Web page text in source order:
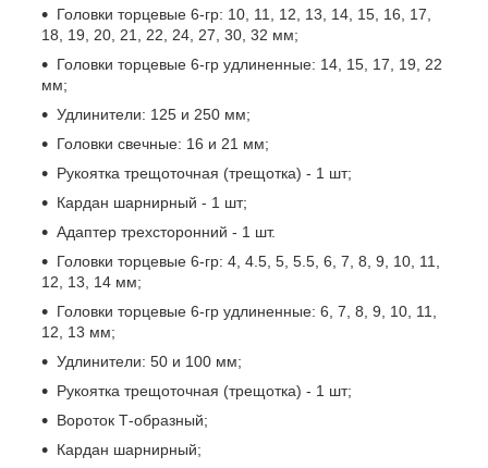
Головки торцевые 6-гр: 10, 11, 12, 13, 14, 15, 16, 17,
18, 19, 20, 21, 22, 24, 27, 30, 32 мм;
Головки торцевые 6-гр удлиненные: 14, 15, 17, 19, 22
мм;
Удлинители: 125 и 250 мм;
Головки свечные: 16 и 21 мм;
Рукоятка трещоточная (трещотка) - 1 шт;
Кардан шарнирный - 1 шт;
Адаптер трехсторонний - 1 шт.
Головки торцевые 6-гр: 4, 4.5, 5, 5.5, 6, 7, 8, 9, 10, 11,
12, 13, 14 мм;
Головки торцевые 6-гр удлиненные: 6, 7, 8, 9, 10, 11,
12, 13 мм;
Удлинители: 50 и 100 мм;
Рукоятка трещоточная (трещотка) - 1 шт;
Вороток Т-образный;
Кардан шарнирный;